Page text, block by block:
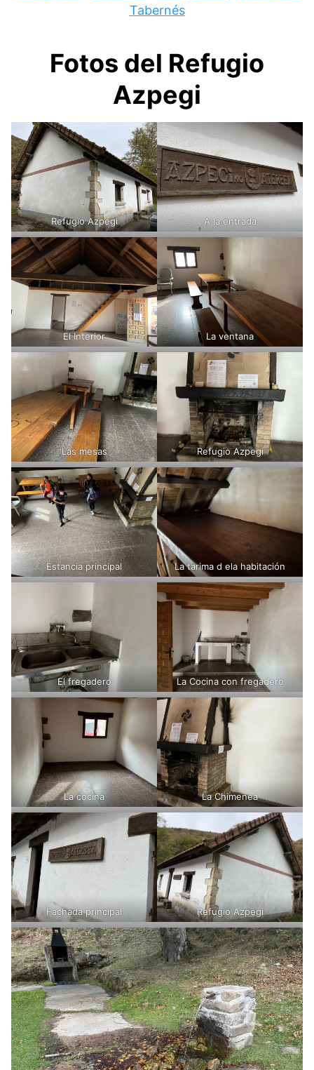
Tabernés
Fotos del Refugio
Azpegi
Refugio Azpegi A la entrada
El Interior La ventana
Las mesas Refugio Azpegi
Estancia principal La tarima d ela habitación
El fregadero La Cocina con fregadero
La cocina La Chimenea
Fachada principal Refugio Azpegi